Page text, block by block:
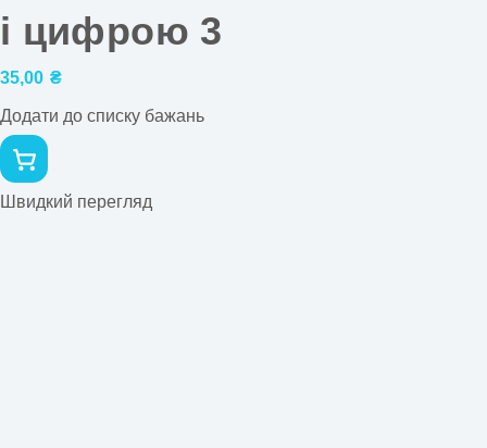
і цифрою 3
35,00 ₴
Додати до списку бажань
Швидкий перегляд